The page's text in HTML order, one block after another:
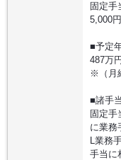
固定手
5,000円
■予定
487万
※（月
■諸手
固定手
に業務
L業務
手当に